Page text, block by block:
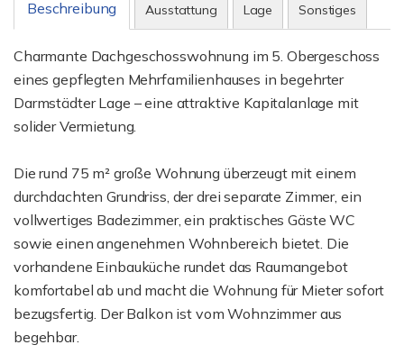
Beschreibung Ausstattung Lage Sonstiges
Charmante Dachgeschosswohnung im 5. Obergeschoss
eines gepflegten Mehrfamilienhauses in begehrter
Darmstädter Lage – eine attraktive Kapitalanlage mit
solider Vermietung.
Die rund 75 m² große Wohnung überzeugt mit einem
durchdachten Grundriss, der drei separate Zimmer, ein
vollwertiges Badezimmer, ein praktisches Gäste WC
sowie einen angenehmen Wohnbereich bietet. Die
vorhandene Einbauküche rundet das Raumangebot
komfortabel ab und macht die Wohnung für Mieter sofort
bezugsfertig. Der Balkon ist vom Wohnzimmer aus
begehbar.